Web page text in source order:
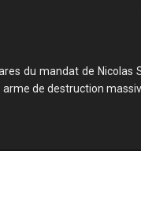
du mandat de
de destruction